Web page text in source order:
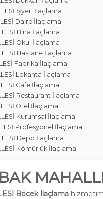
İşyeri İlaçlama
Daire İlaçlama
Bina İlaçlama
Okul İlaçlama
Hastane İlaçlama
Fabrika İlaçlama
Lokanta İlaçlama
Cafe İlaçlama
Restaurant İlaçlama
Otel İlaçlama
Kurumsal İlaçlama
Profesyonel İlaçlama
Depo İlaçlama
Kömürlük İlaçlama
Böcek İlaçlama